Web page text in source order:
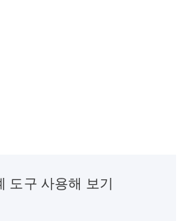
도구 사용해 보기